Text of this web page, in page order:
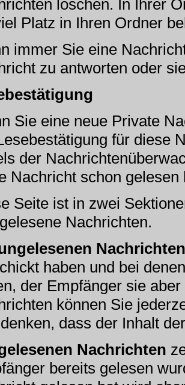
löschen. In Ihrer
Platz in Ihren Ordner
immer Sie eine
zu antworten oder
Sie eine neue Private
für diese
der
Nachricht schon gelesen
Seite ist in zwei
Nachrichten.
Nachrichten
haben und bei
der Empfänger sie
können Sie
dass der Inhalt
Nachrichten
bereits gelesen